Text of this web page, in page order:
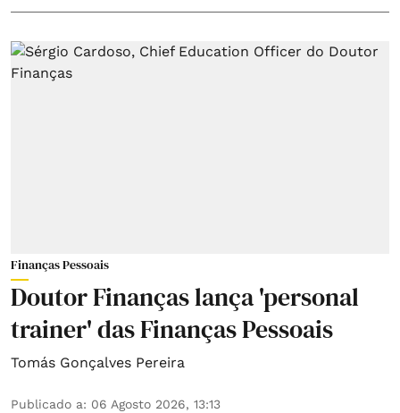
Finanças Pessoais
Doutor Finanças lança 'personal
trainer' das Finanças Pessoais
Tomás Gonçalves Pereira
Publicado a: 06 Agosto 2026, 13:13